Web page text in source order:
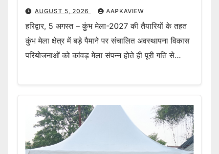
AUGUST 5, 2026 AAPKAVIEW
हरिद्वार, 5 अगस्त – कुंभ मेला-2027 की तैयारियों के तहत
कुंभ मेला क्षेत्र में बड़े पैमाने पर संचालित अवस्थापना विकास
परियोजनाओं को कांवड़ मेला संपन्न होते ही पूरी गति से…